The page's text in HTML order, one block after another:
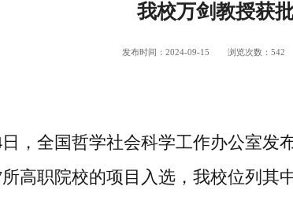
我校万剑教授获
发布时间：2024-09-15 浏览次数： 542
日，全国哲学社会科学工作办公室
高职院校的项目入选，我校位列其